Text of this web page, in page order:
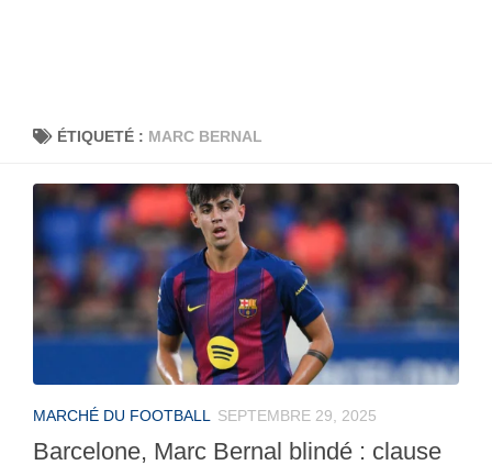
ÉTIQUETÉ : MARC BERNAL
MARCHÉ DU FOOTBALL SEPTEMBRE 29, 2025
Barcelone, Marc Bernal blindé : clause